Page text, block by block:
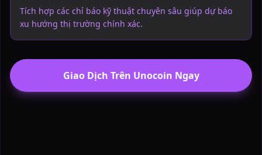
Tích hợp các chỉ báo kỹ thuật chuyên sâu giúp dự báo
xu hướng thị trường chính xác.
Giao Dịch Trên Unocoin Ngay